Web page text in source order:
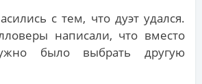
с тем, что дуэт удался.
написали, что вместо
было выбрать другую